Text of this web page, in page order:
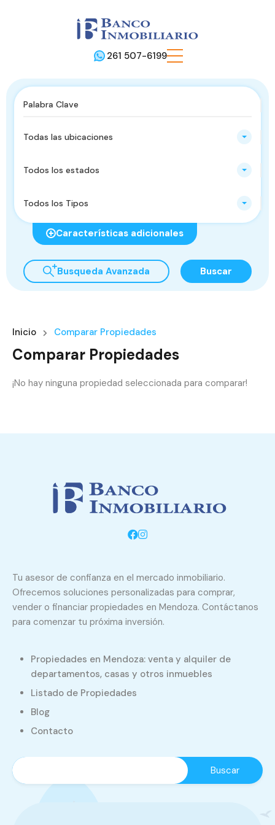
261 507-6199
Todas las ubicaciones
Todos los estados
Todos los Tipos
Características adicionales
Busqueda Avanzada Buscar
Inicio Comparar Propiedades
Comparar Propiedades
¡No hay ninguna propiedad seleccionada para comparar!
Tu asesor de confianza en el mercado inmobiliario.
Ofrecemos soluciones personalizadas para comprar,
vender o financiar propiedades en Mendoza. Contáctanos
para comenzar tu próxima inversión.
Propiedades en Mendoza: venta y alquiler de
departamentos, casas y otros inmuebles
Listado de Propiedades
Blog
Contacto